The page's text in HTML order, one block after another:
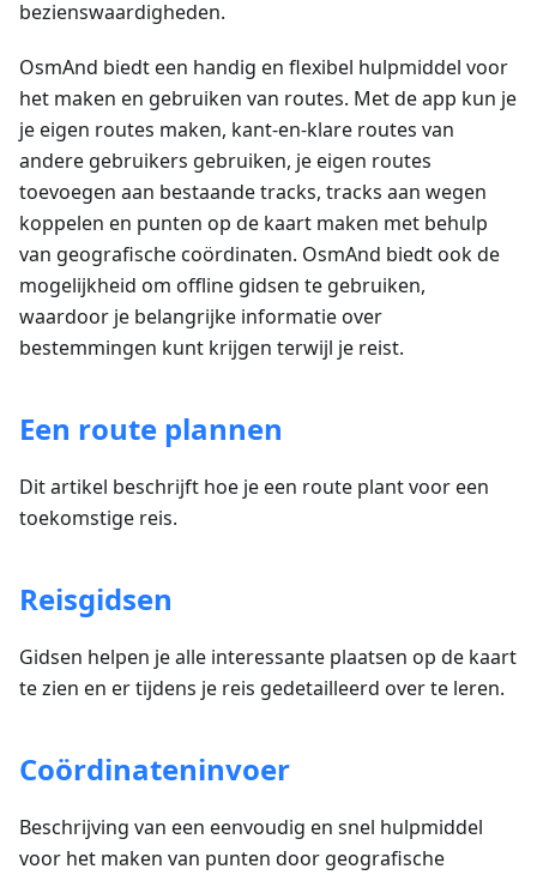
bezienswaardigheden.
OsmAnd biedt een handig en flexibel hulpmiddel voor
het maken en gebruiken van routes. Met de app kun je
je eigen routes maken, kant-en-klare routes van
andere gebruikers gebruiken, je eigen routes
toevoegen aan bestaande tracks, tracks aan wegen
koppelen en punten op de kaart maken met behulp
van geografische coördinaten. OsmAnd biedt ook de
mogelijkheid om offline gidsen te gebruiken,
waardoor je belangrijke informatie over
bestemmingen kunt krijgen terwijl je reist.
Een route plannen
Dit artikel beschrijft hoe je een route plant voor een
toekomstige reis.
Reisgidsen
Gidsen helpen je alle interessante plaatsen op de kaart
te zien en er tijdens je reis gedetailleerd over te leren.
Coördinateninvoer
Beschrijving van een eenvoudig en snel hulpmiddel
voor het maken van punten door geografische